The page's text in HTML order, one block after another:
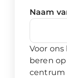
Naam
Voor
beren
centrum